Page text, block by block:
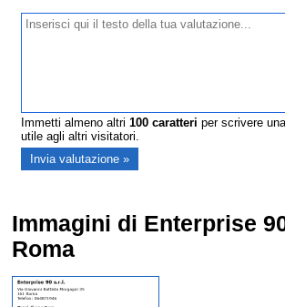
Immetti almeno altri100 caratteri per scrivere
utile agli altri visitatori.
Immagini di Enterprise
Roma